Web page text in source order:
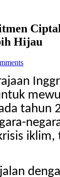
Hijau
tahun
iklim,